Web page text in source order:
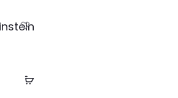
Añadir